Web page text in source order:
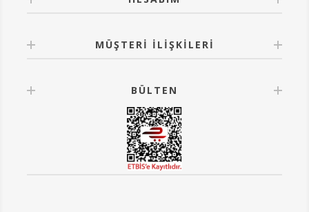
MÜŞTERI İLIŞKILERI
BÜLTEN